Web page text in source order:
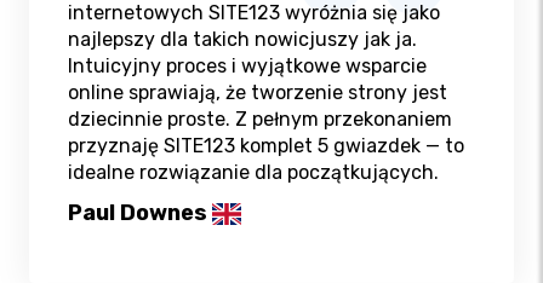
internetowych SITE123 wyróżnia się jako
najlepszy dla takich nowicjuszy jak ja.
Intuicyjny proces i wyjątkowe wsparcie
online sprawiają, że tworzenie strony jest
dziecinnie proste. Z pełnym przekonaniem
przyznaję SITE123 komplet 5 gwiazdek — to
idealne rozwiązanie dla początkujących.
Paul Downes